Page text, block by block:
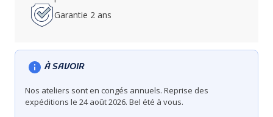
Garantie 2 ans
À SAVOIR
Nos ateliers sont en congés annuels. Reprise des
expéditions le 24 août 2026. Bel été à vous.